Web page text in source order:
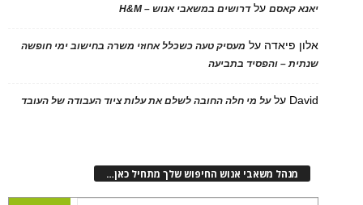
יאנא קאסםעלדרושים במשאבי אנוש – H&M
אלון פיאדה על מעסיק טעה כשכלל אחוזי משרה בחישוב ימי חופשה
שנתית – והפסיד בתביעה
David עלעל מי חלה החובה לשלם את עלות ציוד העבודה של העובד
מנהל משאבי אנוש החיפוש שלך מתחיל כאן…